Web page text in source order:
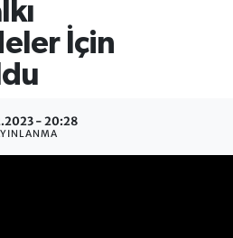
İçin
- 20:28
ve Fikstür